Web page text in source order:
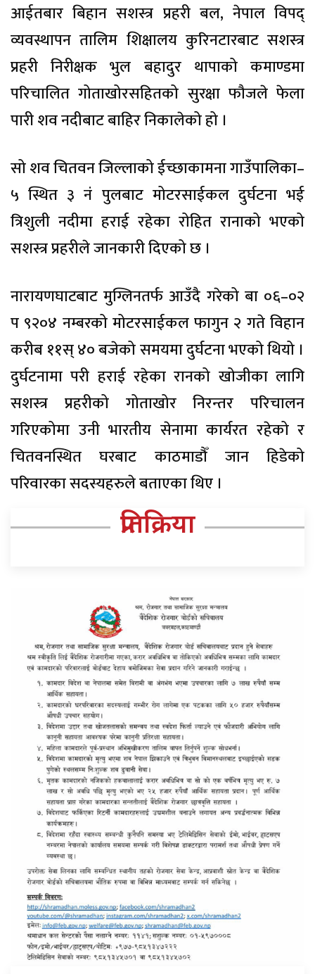
आईतबार बिहान सशस्त्र प्रहरी बल, नेपाल विपद्
व्यवस्थापन तालिम शिक्षालय कुरिनटारबाट सशस्त्र
प्रहरी निरीक्षक भुल बहादुर थापाको कमाण्डमा
परिचालित गोताखोरसहितको सुरक्षा फौजले फेला
पारी शव नदीबाट बाहिर निकालेको हो ।
सो शव चितवन जिल्लाको ईच्छाकामना गाउँपालिका–
५ स्थित ३ नं पुलबाट मोटरसाईकल दुर्घटना भई
त्रिशुली नदीमा हराई रहेका रोहित रानाको भएको
सशस्त्र प्रहरीले जानकारी दिएको छ ।
नारायणघाटबाट मुग्लिनतर्फ आउँदै गरेको बा ०६–०२
प ९२०४ नम्बरको मोटरसाईकल फागुन २ गते विहान
करीब ११स् ४० बजेको समयमा दुर्घटना भएको थियो ।
दुर्घटनामा परी हराई रहेका रानको खोजीका लागि
सशस्त्र प्रहरीको गोताखोर निरन्तर परिचालन
गरिएकोमा उनी भारतीय सेनामा कार्यरत रहेको र
चितवनस्थित घरबाट काठमाडौँ जान हिडेको
परिवारका सदस्यहरुले बताएका थिए ।
प्रतिक्रिया